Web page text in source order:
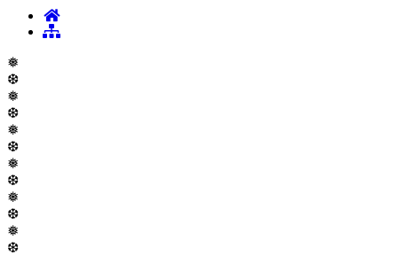
❅
❆
❅
❆
❅
❆
❅
❆
❅
❆
❅
❆